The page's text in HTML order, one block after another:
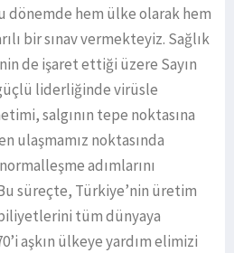
hem ülke olarak hem
bir sınav vermekteyiz. Sağlık
de işaret ettiği üzere Sayın
liderliğinde virüsle
salgının tepe noktasına
ulaşmamız noktasında
adımlarını
süreçte, Türkiye’nin üretim
tüm dünyaya
aşkın ülkeye yardım elimizi